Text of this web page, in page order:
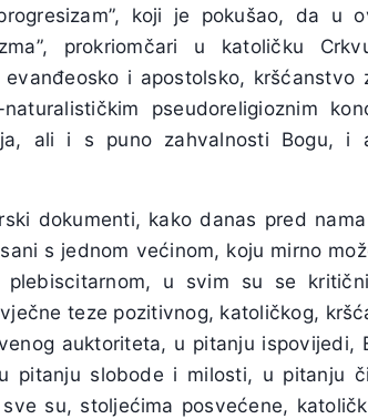
koji je pokušao, da u
prokriomčari u katoličku
i apostolsko, kršćanstvo
naturalističkim pseudoreligioznim
ali i s puno zahvalnosti Bogu, i
dokumenti, kako danas pred
s jednom većinom, koju mirno
plebiscitarnom, u svim su se
teze pozitivnog, katoličkog,
auktoriteta, u pitanju ispovijedi,
pitanju slobode i milosti, u pitanju
su, stoljećima posvećene,